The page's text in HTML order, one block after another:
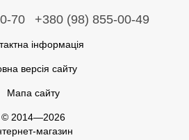
70 +380 (98) 855-00-49
інформація
версія сайту
Мапа сайту
© 2014—2026
магазин